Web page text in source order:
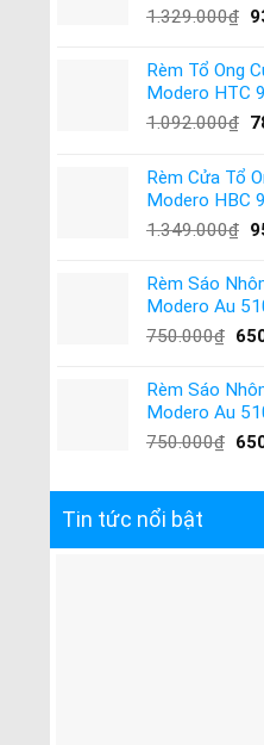
1.329.000₫
Rèm Tổ Ong
Modero HTC
1.092.000₫
Rèm Cửa Tổ
Modero HBC
1.349.000₫
Rèm Sáo
Modero Au
750.000₫
Rèm Sáo
Modero Au
750.000₫
Tin tức nổi bật